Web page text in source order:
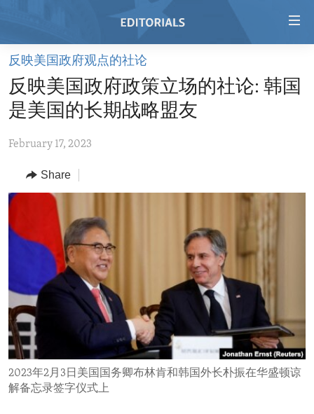
Skip
main
content
to
Navigation
Skip
to
Search
HOME
VIDEO
REGIONS
AFRICA
AMERICAS
EUROPE
MIDDLE EAST
TOPICS
HUMAN RIGHTS
SECURITY AND DEFENSE
AID AND DEVELOPMENT
DEMOCRACY AND GOVERNANCE
ECONOMY AND TRADE
ENVIRONMENT AND HEALTH
IDEALS AND INSTITUTIONS
ARCHIVE
ABOUT US
FOLLOW US
反映美国政府观点的社论
反映美国政府政策立场的社论: 韩国
是美国的长期战略盟友
February 17, 2023
Share
2023年2月3日美国国务卿布林肯和韩国外长朴振在华盛顿谅
解备忘录签字仪式上